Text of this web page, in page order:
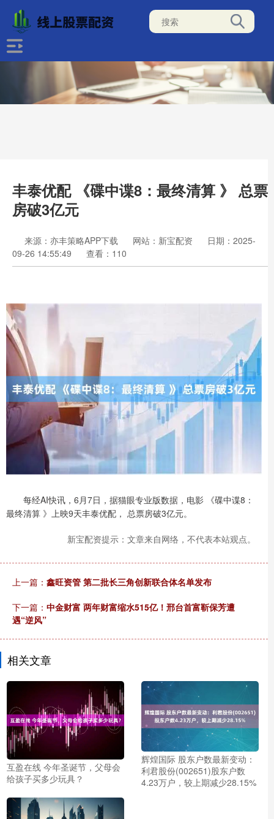
丰泰优配 《碟中谍8：最终清算 》 总票
房破3亿元
来源：亦丰策略APP下载 网站：新宝配资
日期：2025-
09-26 14:55:49
查看：110
每经AI快讯，6月7日，据猫眼专业版数据，电影 《碟中谍8：
最终清算 》上映9天丰泰优配， 总票房破3亿元。
新宝配资提示：文章来自网络，不代表本站观点。
上一篇： 鑫旺资管 第二批长三角创新联合体名单发布
下一篇： 中金财富 两年财富缩水515亿！邢台首富靳保芳遭
遇“逆风”
相关文章
互盈在线 今年圣诞节，父母会
给孩子买多少玩具？
辉煌国际 股东户数最新变动：
利君股份(002651)股东户数
4.23万户，较上期减少28.15%